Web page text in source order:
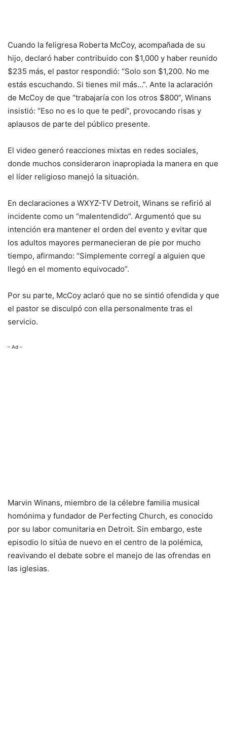
Cuando la feligresa Roberta McCoy, acompañada de su
hijo, declaró haber contribuido con $1,000 y haber reunido
$235 más, el pastor respondió: “Solo son $1,200. No me
estás escuchando. Si tienes mil más…”. Ante la aclaración
de McCoy de que “trabajaría con los otros $800”, Winans
insistió: “Eso no es lo que te pedí”, provocando risas y
aplausos de parte del público presente.
El video generó reacciones mixtas en redes sociales,
donde muchos consideraron inapropiada la manera en que
el líder religioso manejó la situación.
En declaraciones a WXYZ-TV Detroit, Winans se refirió al
incidente como un “malentendido”. Argumentó que su
intención era mantener el orden del evento y evitar que
los adultos mayores permanecieran de pie por mucho
tiempo, afirmando: “Simplemente corregí a alguien que
llegó en el momento equivocado”.
Por su parte, McCoy aclaró que no se sintió ofendida y que
el pastor se disculpó con ella personalmente tras el
servicio.
– Ad –
Marvin Winans, miembro de la célebre familia musical
homónima y fundador de Perfecting Church, es conocido
por su labor comunitaria en Detroit. Sin embargo, este
episodio lo sitúa de nuevo en el centro de la polémica,
reavivando el debate sobre el manejo de las ofrendas en
las iglesias.